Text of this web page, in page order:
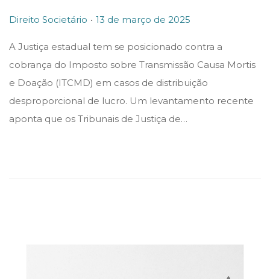
P
s
t
e
d
i
Direito Societário . P
s
t
e
d
o
13 de março de 2025
A Justiça estadual tem se posicionado contra a
cobrança do Imposto sobre Transmissão Causa Mortis
e Doação (ITCMD) em casos de distribuição
desproporcional de lucro. Um levantamento recente
aponta que os Tribunais de Justiça de…